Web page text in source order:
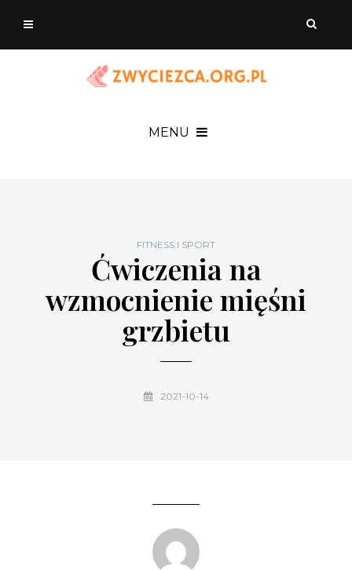
MENU
FITNESS I SPORT
Ćwiczenia na
wzmocnienie mięśni
grzbietu
2021-10-14